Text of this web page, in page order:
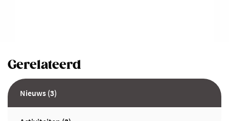
Gerelateerd
Nieuws (3)